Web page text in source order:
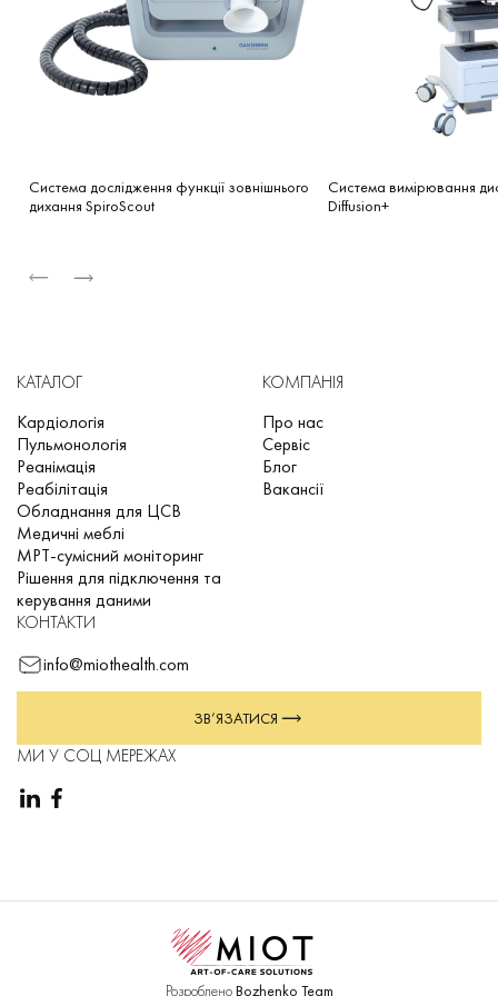
Численні опції: легка інтеграція дифузії та/або
провокації (Diffusion, FRC Washout, ROS, Provo.X,
P0,1/Pmax, ROCC, Rhinomanometry)
Система дослідження функції зовнішнього
дихання SpiroScout
Система вимірювання
Diffusion+
КАТАЛОГ
Кардіологія
Пульмонологія
Реанімація
Реабілітація
Обладнання для ЦСВ
Медичні меблі
МРТ-сумісний моніторинг
Рішення для підключення та
керування даними
КОМПАНІЯ
Про нас
Сервіс
Блог
Вакансії
КОНТАКТИ
info@miothealth.com
ЗВ’ЯЗАТИСЯ
МИ У СОЦ МЕРЕЖАХ
РозробленоBozhenko Team